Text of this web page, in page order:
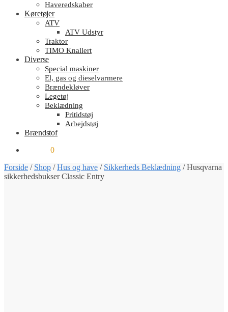
Haveredskaber
Køretøjer
ATV
ATV Udstyr
Traktor
TIMO Knallert
Diverse
Special maskiner
El, gas og dieselvarmere
Brændekløver
Legetøj
Beklædning
Fritidstøj
Arbejdstøj
Brændstof
0
Forside / Shop /Hus og have / Sikkerheds Beklædning /Husqvarna
sikkerhedsbukser Classic Entry